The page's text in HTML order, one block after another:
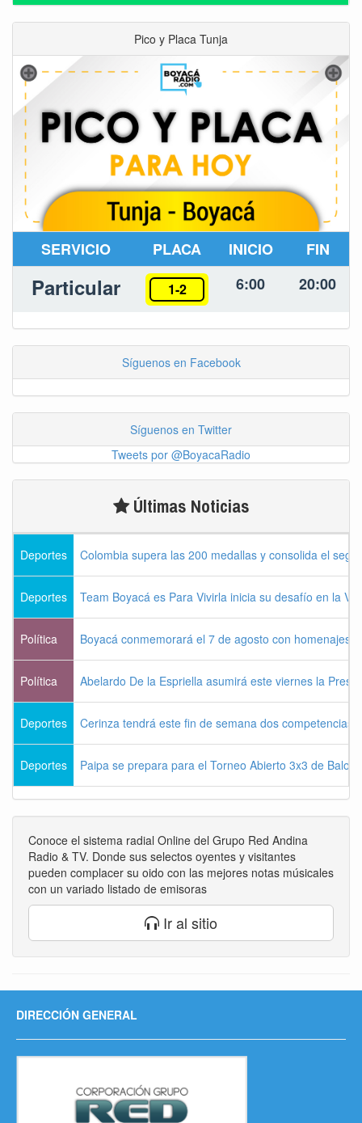
Pico y Placa Tunja
SERVICIO PLACA INICIO FIN
Particular 1-2 6:00 20:00
Síguenos en Facebook
Síguenos en Twitter
Tweets por @BoyacaRadio
Últimas Noticias
Deportes Colombia supera las 200 medallas y consolida el
Deportes Team Boyacá es Para Vivirla inicia su desafío en la
Política Boyacá conmemorará el 7 de agosto con homenajes
Política Abelardo De la Espriella asumirá este viernes la
Deportes Cerinza tendrá este fin de semana dos competencias
Deportes Paipa se prepara para el Torneo Abierto 3x3 de
Conoce el sistema radial Online del Grupo Red Andina
Radio & TV. Donde sus selectos oyentes y visitantes
pueden complacer su oido con las mejores notas músicales
con un variado listado de emisoras
Ir al sitio
DIRECCIÓN GENERAL